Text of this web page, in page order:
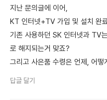
지난 문의글에 이어,
KT 인터넷+TV 가입 및 설치 완
기존 사용하던 SK 인터넷과 TV
로 해지되는거 맞죠?
그리고 사은품 수령은 언제, 어
답글 달기